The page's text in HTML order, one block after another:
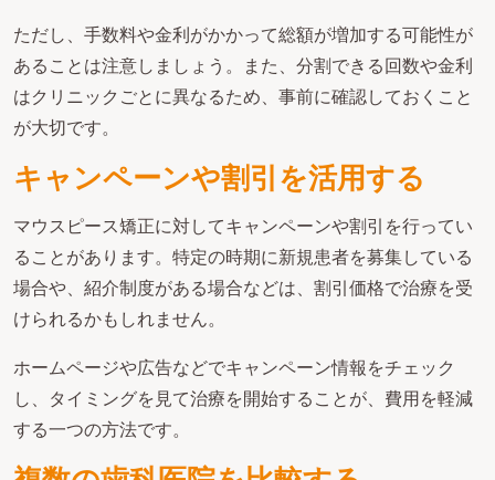
ただし、手数料や金利がかかって総額が増加する可能性が
あることは注意しましょう。また、分割できる回数や金利
はクリニックごとに異なるため、事前に確認しておくこと
が大切です。
キャンペーンや割引を活用する
マウスピース矯正に対してキャンペーンや割引を行ってい
ることがあります。特定の時期に新規患者を募集している
場合や、紹介制度がある場合などは、割引価格で治療を受
けられるかもしれません。
ホームページや広告などでキャンペーン情報をチェック
し、タイミングを見て治療を開始することが、費用を軽減
する一つの方法です。